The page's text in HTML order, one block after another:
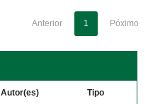
Anterior 1 Póximo
Autor(es) Tipo